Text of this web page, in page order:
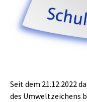
Seit dem 21.12.2022
des Umweltzeichens